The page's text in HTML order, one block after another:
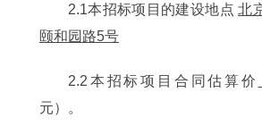
2.1本招标项目的建设地点北
颐和园路5号
2.2本招标项目合同估算价
元）
。